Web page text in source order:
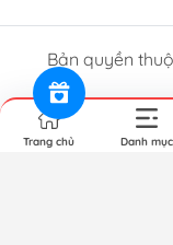
Bản quyền
Trang chủ Danh mục